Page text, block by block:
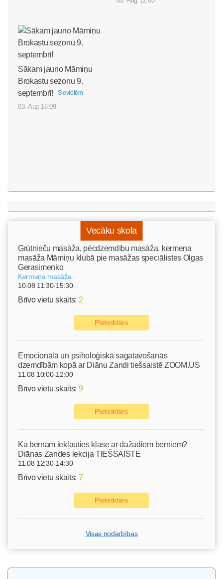
Sākam jauno Māmiņu
Brokastu sezonu 9.
septembrī!
Sievietēm
03. Aug 16:09
Vecāku skola
Grūtnieču masāža, pēcdzemdību masāža, ķermeņa
masāža Māmiņu klubā pie masāžas speciālistes Olgas
Gerasimenko
Ķermeņa masāža
10.08 11:30-15:30
Brīvo vietu skaits: 2
Pieteikties
Emocionālā un psiholoģiskā sagatavošanās
dzemdībām kopā ar Diānu Zandi tiešsaistē ZOOM.US
11.08 10:00-12:00
Brīvo vietu skaits: 9
Pieteikties
Kā bērnam iekļauties klasē ar dažādiem bērniem?
Diānas Zandes lekcija TIEŠSAISTĒ
11.08 12:30-14:30
Brīvo vietu skaits: 7
Pieteikties
Visas nodarbības